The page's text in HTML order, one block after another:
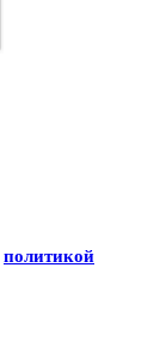
политикой